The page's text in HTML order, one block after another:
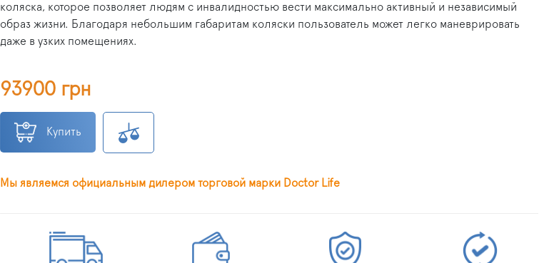
коляска, которое позволяет людям с инвалидностью вести максимально активный и независимый
образ жизни. Благодаря небольшим габаритам коляски пользователь может легко маневрировать
даже в узких помещениях.
93900 грн
Купить
Мы являемся официальным дилером торговой марки Doctor Life